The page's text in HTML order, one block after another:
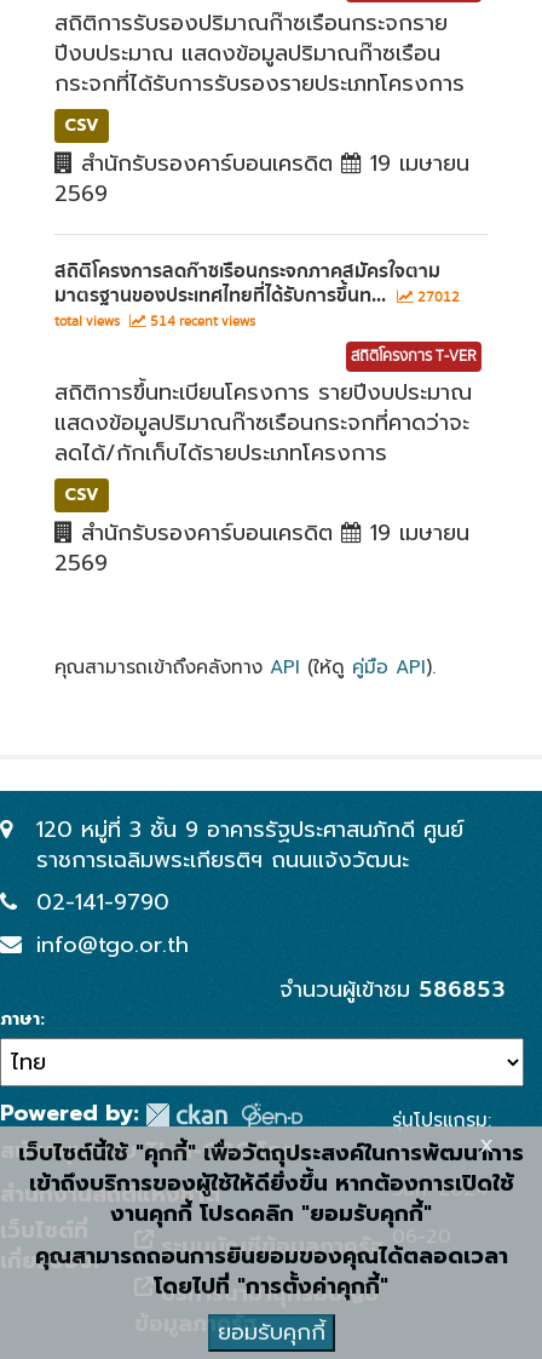
สถิติการรับรองปริมาณก๊าซเรือนกระจกราย
ปีงบประมาณ แสดงข้อมูลปริมาณก๊าซเรือน
กระจกที่ได้รับการรับรองรายประเภทโครงการ
CSV
สำนักรับรองคาร์บอนเครดิต
19 เมษายน
2569
สถิติโครงการลดก๊าซเรือนกระจกภาคสมัครใจตาม
มาตรฐานของประเทศไทยที่ได้รับการขึ้นท...
27012
total views
514 recent views
สถิติโครงการ T-VER
สถิติการขึ้นทะเบียนโครงการ รายปีงบประมาณ
แสดงข้อมูลปริมาณก๊าซเรือนกระจกที่คาดว่าจะ
ลดได้/กักเก็บได้รายประเภทโครงการ
CSV
สำนักรับรองคาร์บอนเครดิต
19 เมษายน
2569
คุณสามารถเข้าถึงคลังทาง API (ให้ดู คู่มือ API).
120 หมู่ที่ 3 ชั้น 9 อาคารรัฐประศาสนภักดี ศูนย์
ราชการเฉลิมพระเกียรติฯ ถนนแจ้งวัฒนะ
02-141-9790
info@tgo.or.th
จำนวนผู้เข้าชม 586853
ภาษา
Powered by:
สนับสนุนระบบ Thai-GDC โดย
สำนักงานสถิติแห่งชาติ
เว็บไซต์ที่
เกี่ยวข้อง:
ระบบบัญชีข้อมูลภาครัฐ
บริการนามานุกรมบัญชี
ข้อมูลภาครัฐ
รุ่นโปรแกรม:
2.2.1
วันที่: 2024-
06-20
เว็บไซต์นี้ใช้ "คุกกี้" เพื่อวัตถุประสงค์ในการพัฒนาการ
เข้าถึงบริการของผู้ใช้ให้ดียิ่งขึ้น หากต้องการเปิดใช้
งานคุกกี้ โปรดคลิก "ยอมรับคุกกี้"
คุณสามารถถอนการยินยอมของคุณได้ตลอดเวลา
โดยไปที่ "การตั้งค่าคุกกี้"
ยอมรับคุกกี้
x